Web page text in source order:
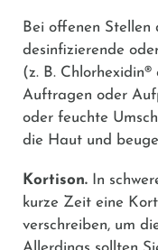
Bei offenen
desinfizierende
(z. B. Chlorhexidin®
Auftragen oder
oder feuchte
die Haut und
Kortison. In
kurze Zeit eine
verschreiben, um